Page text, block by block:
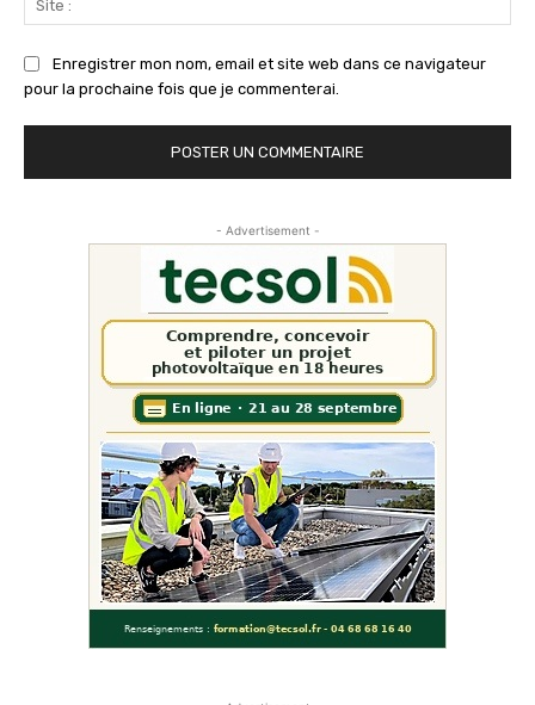
:
Enregistrer mon nom, email et site web dans ce navigateur
pour la prochaine fois que je commenterai.
- Advertisement -